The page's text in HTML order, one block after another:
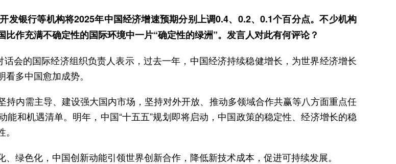
发银行等机构将2025年中国经济增速预期分别上调0.4、0.2、0.1个百分点。不少机构
作充满不确定性的国际环境中一片“确定性的绿洲”。发言人对此有何评论？
话会的国际经济组织负责人表示，过去一年，中国经济持续稳健增长，为世界经济增长
多中国愈加成势。
内需主导、建设强大国内市场，坚持对外开放、推动多领域合作共赢等八方面重点任
和机遇清单。明年，中国“十五五”规划即将启动，中国政策的稳定性、经济增长的稳
绿色化，中国创新动能引领世界创新合作，降低新技术成本，促进可持续发展。